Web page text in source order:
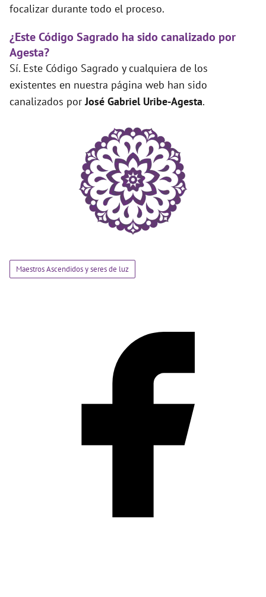
focalizar durante todo el proceso.
¿Este Código Sagrado ha sido canalizado por
Agesta?
Sí. Este Código Sagrado y cualquiera de los
existentes en nuestra página web han sido
canalizados porJosé Gabriel Uribe-Agesta.
Maestros Ascendidos y seres de luz